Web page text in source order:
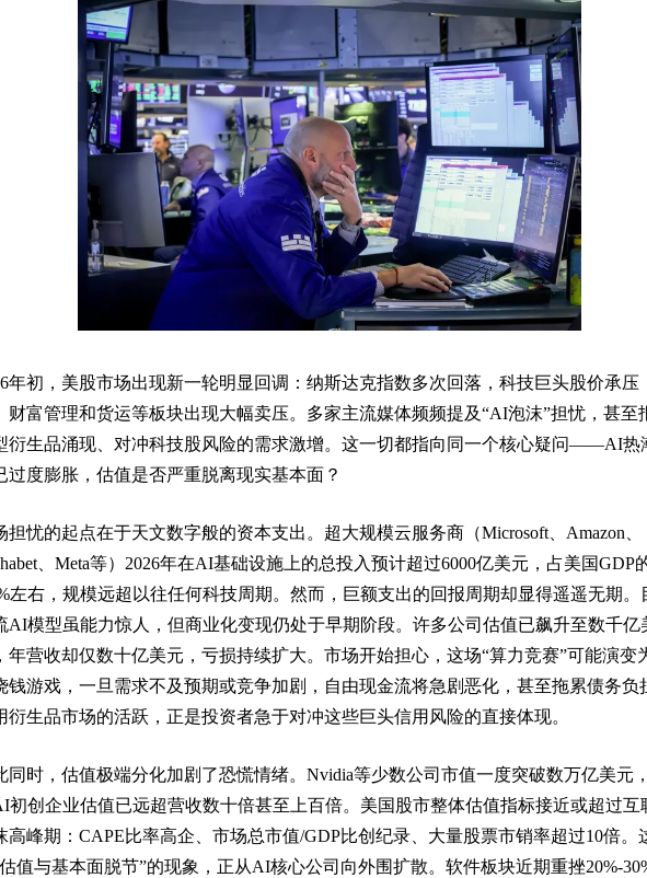
年初，美股市场出现新一轮明显回调：纳斯达克指数多次回落，科技巨头股价承压
财富管理和货运等板块出现大幅卖压。多家主流媒体频频提及“AI泡沫”担忧，甚至
衍生品涌现、对冲科技股风险的需求激增。这一切都指向同一个核心疑问——AI热
过度膨胀，估值是否严重脱离现实基本面？
担忧的起点在于天文数字般的资本支出。超大规模云服务商（Microsoft、Amazon、
、Meta等）2026年在AI基础设施上的总投入预计超过6000亿美元，占美国GDP
左右，规模远超以往任何科技周期。然而，巨额支出的回报周期却显得遥遥无期。
AI模型虽能力惊人，但商业化变现仍处于早期阶段。许多公司估值已飙升至数千亿
年营收却仅数十亿美元，亏损持续扩大。市场开始担心，这场“算力竞赛”可能演变
钱游戏，一旦需求不及预期或竞争加剧，自由现金流将急剧恶化，甚至拖累债务负
衍生品市场的活跃，正是投资者急于对冲这些巨头信用风险的直接体现。
同时，估值极端分化加剧了恐慌情绪。Nvidia等少数公司市值一度突破数万亿美元
初创企业估值已远超营收数十倍甚至上百倍。美国股市整体估值指标接近或超过互
高峰期：CAPE比率高企、市场总市值/GDP比创纪录、大量股票市销率超过10倍。
值与基本面脱节”的现象，正从AI核心公司向外围扩散。软件板块近期重挫20%-